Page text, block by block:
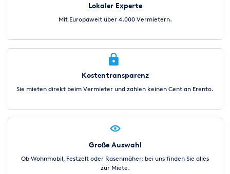
Lokaler Experte
Mit Europaweit über 4.000 Vermietern.
Kostentransparenz
Sie mieten direkt beim Vermieter und zahlen keinen Cent an Erento.
Große Auswahl
Ob Wohnmobil, Festzelt oder Rasenmäher: bei uns finden Sie alles
zur Miete.